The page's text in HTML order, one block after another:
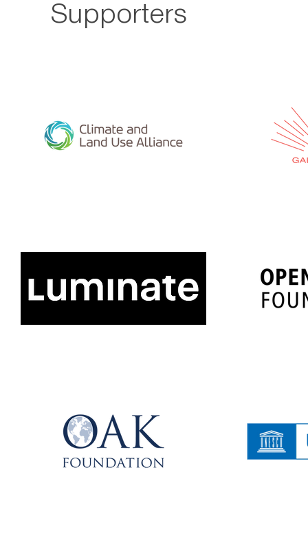
Supporters